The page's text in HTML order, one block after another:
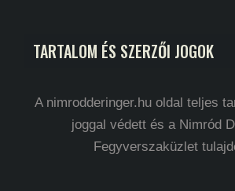
TARTALOM ÉS SZERZŐI JOGOK
A nimrodderinger.hu oldal teljes
joggal védett és a Nimród
Fegyverszaküzlet